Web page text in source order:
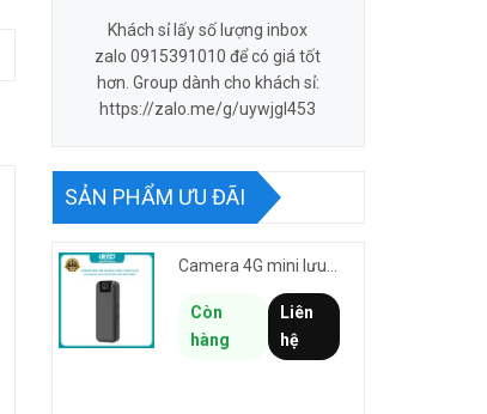
Khách sỉ lấy số lượng inbox
zalo 0915391010 để có giá tốt
hơn. Group dành cho khách sỉ:
https://zalo.me/g/uywjgl453
SẢN PHẨM ƯU ĐÃI
Camera 4G mini lưu hành trình VSTARCAM CB77 phân giải 3MP FullHD 1080P - Action cam quay Vlog
Còn
hàng
Liên
hệ